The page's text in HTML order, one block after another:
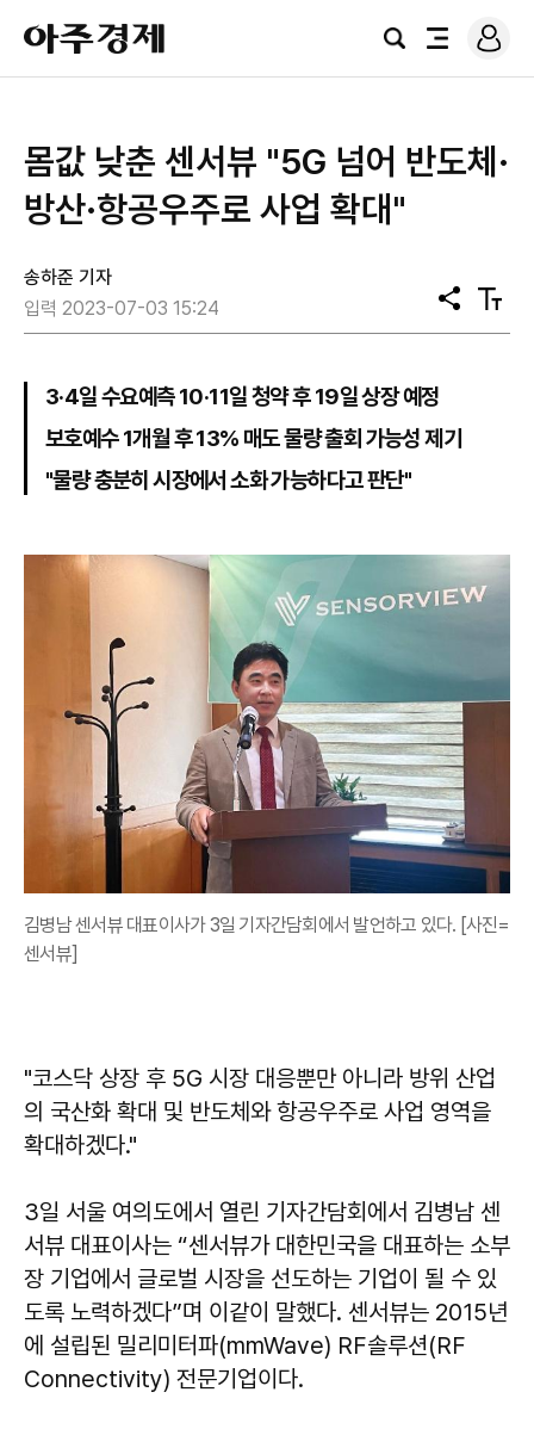
아
주
경
검
전
로
그
몸값 낮춘 센서뷰 "5G 넘어 반도체·
방산·항공우주로 사업 확대"
송하준 기자
입력 2023-07-03 15:24
공
유
텍
스
3·4일 수요예측 10·11일 청약 후 19일 상장 예정
보호예수 1개월 후 13% 매도 물량 출회 가능성 제기
"물량 충분히 시장에서 소화 가능하다고 판단"
김병남 센서뷰 대표이사가 3일 기자간담회에서 발언하고 있다. [사진=
센서뷰]
"코스닥 상장 후 5G 시장 대응뿐만 아니라 방위 산업
의 국산화 확대 및 반도체와 항공우주로 사업 영역을
확대하겠다."
3일 서울 여의도에서 열린 기자간담회에서 김병남 센
서뷰 대표이사는 “센서뷰가 대한민국을 대표하는 소부
장 기업에서 글로벌 시장을 선도하는 기업이 될 수 있
도록 노력하겠다”며 이같이 말했다. 센서뷰는 2015년
에 설립된 밀리미터파(mmWave) RF솔루션(RF
Connectivity) 전문기업이다.